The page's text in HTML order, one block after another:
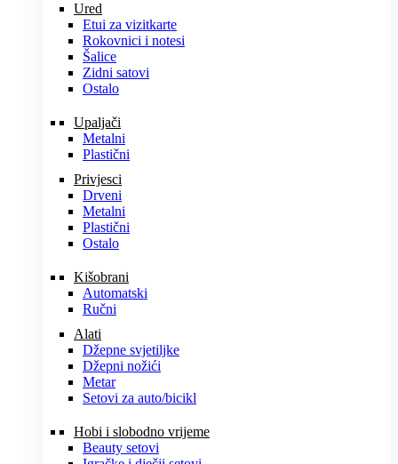
Ured
Etui za vizitkarte
Rokovnici i notesi
Šalice
Zidni satovi
Ostalo
Upaljači
Metalni
Plastični
Privjesci
Drveni
Metalni
Plastični
Ostalo
Kišobrani
Automatski
Ručni
Alati
Džepne svjetiljke
Džepni nožići
Metar
Setovi za auto/bicikl
Hobi i slobodno vrijeme
Beauty setovi